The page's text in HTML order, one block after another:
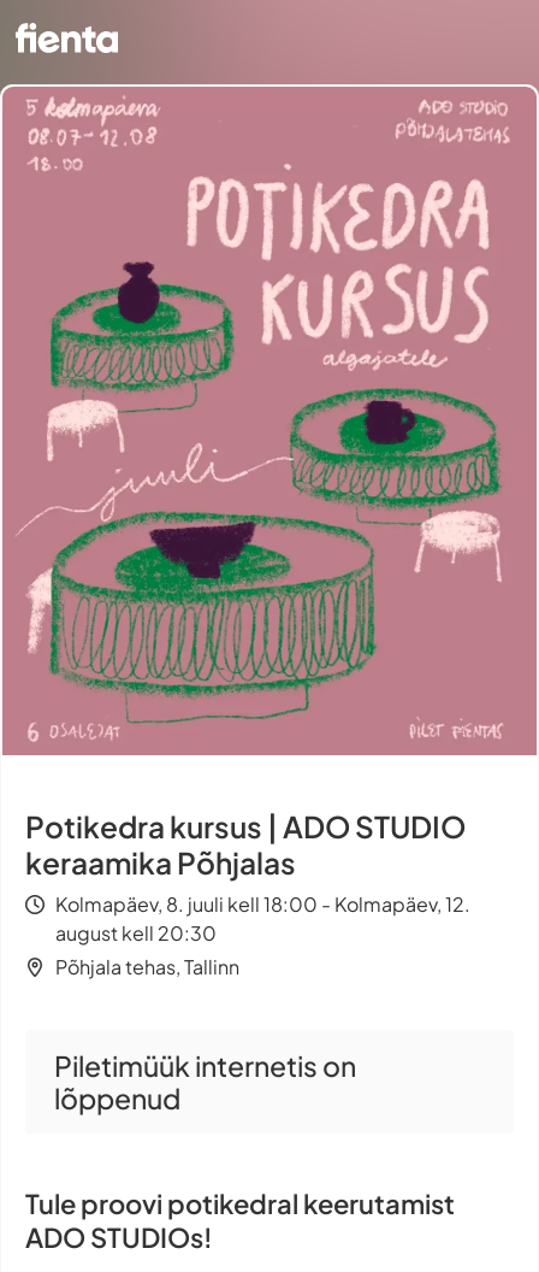
Potikedra kursus | ADO STUDIO
keraamika Põhjalas
Kolmapäev, 8. juuli kell 18:00 - Kolmapäev, 12.
august kell 20:30
Põhjala tehas, Tallinn
Piletimüük internetis on
lõppenud
Tule proovi potikedral keerutamist
ADO STUDIOs!